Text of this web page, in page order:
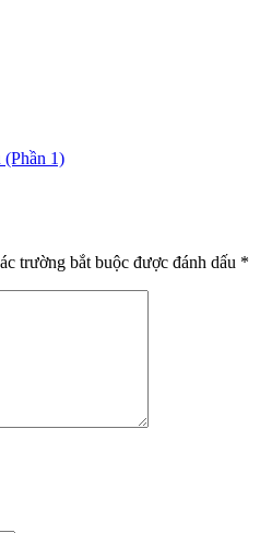
(Phần 1)
trường bắt buộc được đánh dấu *